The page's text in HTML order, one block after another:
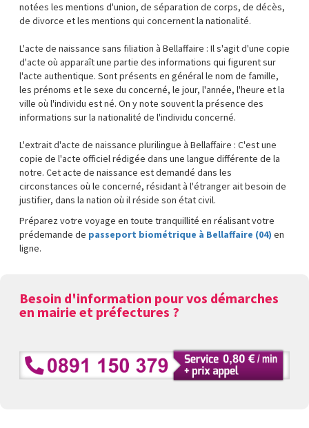
notées les mentions d'union, de séparation de corps, de décès,
de divorce et les mentions qui concernent la nationalité.
L'acte de naissance sans filiation à Bellaffaire : Il s'agit d'une copie
d'acte où apparaît une partie des informations qui figurent sur
l'acte authentique. Sont présents en général le nom de famille,
les prénoms et le sexe du concerné, le jour, l'année, l'heure et la
ville où l'individu est né. On y note souvent la présence des
informations sur la nationalité de l'individu concerné.
L'extrait d'acte de naissance plurilingue à Bellaffaire : C'est une
copie de l'acte officiel rédigée dans une langue différente de la
notre. Cet acte de naissance est demandé dans les
circonstances où le concerné, résidant à l'étranger ait besoin de
justifier, dans la nation où il réside son état civil.
Préparez votre voyage en toute tranquillité en réalisant votre
prédemande de passeport biométrique à Bellaffaire (04) en
ligne.
Besoin d'information pour vos démarches
en mairie et préfectures ?